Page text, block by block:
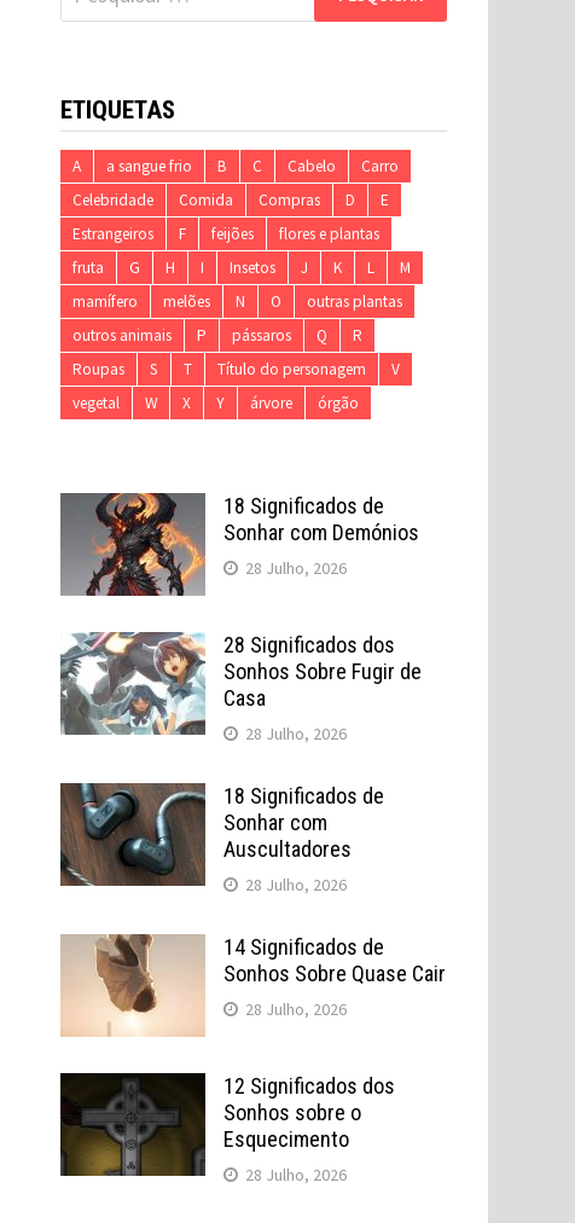
por:
ETIQUETAS
A a sangue frio B C Cabelo
Carro
Celebridade
Comida Compras D
E
Estrangeiros
F feijões
flores e plantas
fruta
G H I Insetos J K L
M
mamífero
melões N O
outras plantas
outros animais
P pássaros Q
R
Roupas
S T Título do personagem
V
vegetal
W X Y árvore órgão
18 Significados de
Sonhar com Demónios
28 Julho, 2026
28 Significados dos
Sonhos Sobre Fugir de
Casa
28 Julho, 2026
18 Significados de
Sonhar com
Auscultadores
28 Julho, 2026
14 Significados de
Sonhos Sobre Quase Cair
28 Julho, 2026
12 Significados dos
Sonhos sobre o
Esquecimento
28 Julho, 2026